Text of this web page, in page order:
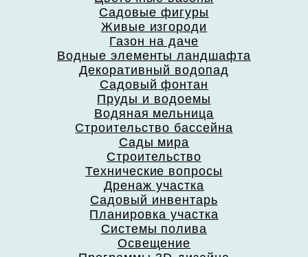
Садовые фигуры
Живые изгороди
Газон на даче
Водные элементы ландшафта
Декоративный водопад
Садовый фонтан
Пруды и водоемы
Водяная мельница
Строительство бассейна
Сады мира
Строительство
Технические вопросы
Дренаж участка
Садовый инвентарь
Планировка участка
Системы полива
Освещение